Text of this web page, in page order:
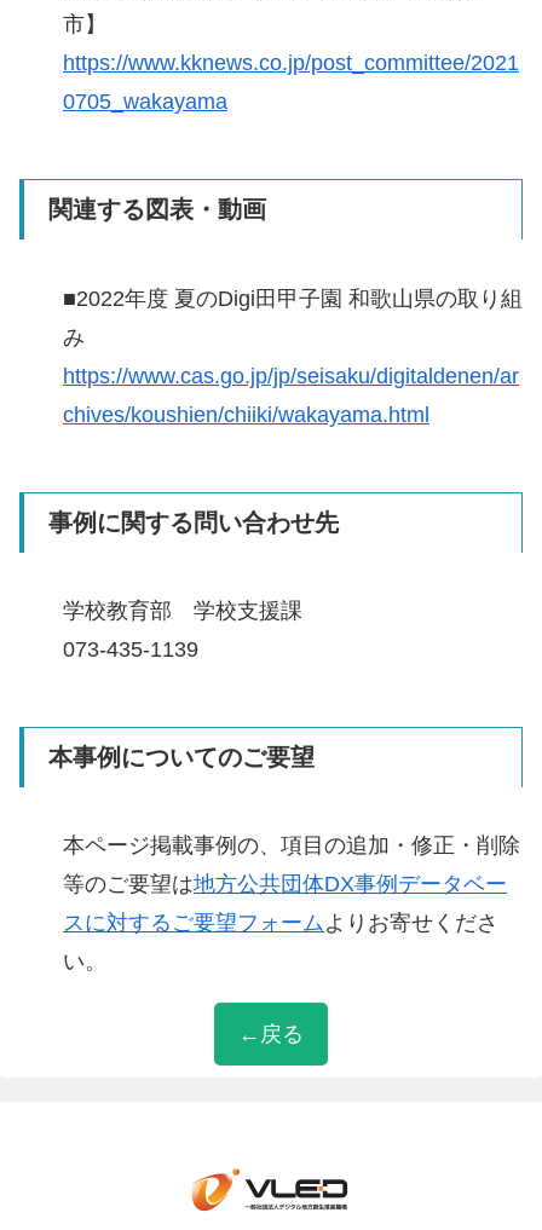
←戻る
市】
https://www.kknews.co.jp/post_committee/2021
0705_wakayama
関連する図表・動画
■2022年度 夏のDigi田甲子園 和歌山県の取り組
み
https://www.cas.go.jp/jp/seisaku/digitaldenen/ar
chives/koushien/chiiki/wakayama.html
事例に関する問い合わせ先
学校教育部 学校支援課
073-435-1139
本事例についてのご要望
本ページ掲載事例の、項目の追加・修正・削除
等のご要望は地方公共団体DX事例データベー
スに対するご要望フォームよりお寄せくださ
い。